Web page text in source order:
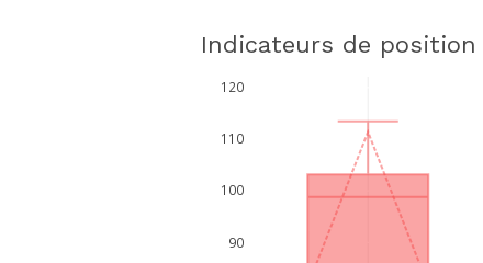
Indicateurs de position
90
100
110
120